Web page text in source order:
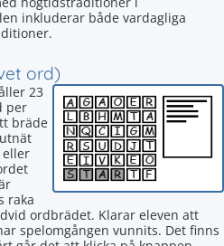
inkluderar både vardagliga
ord)
23
per
bräde
eller
raka
ordbrädet. Klarar eleven att
spelomgången vunnits. Det finns